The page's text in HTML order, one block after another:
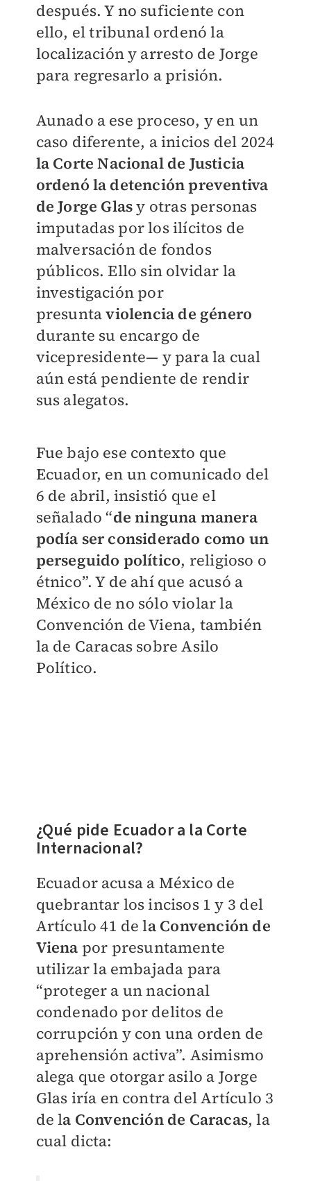
después. Y no suficiente con
ello, el tribunal ordenó la
localización y arresto de Jorge
para regresarlo a prisión.
Aunado a ese proceso, y en un
caso diferente, a inicios del 2024
la Corte Nacional de Justicia
ordenó la detención preventiva
de Jorge Glasy otras personas
imputadas por los ilícitos de
malversación de fondos
públicos. Ello sin olvidar la
investigación por
presuntaviolencia de género
durante su encargo de
vicepresidente— y para la cual
aún está pendiente de rendir
sus alegatos.
Fue bajo ese contexto que
Ecuador, en un comunicado del
6 de abril, insistió que el
señalado “de ninguna manera
podía ser considerado como un
perseguido político, religioso o
étnico”. Y de ahí que acusó a
México de no sólo violar la
Convención de Viena, también
la de Caracas sobre Asilo
Político.
¿Qué pide Ecuador a la Corte
Internacional?
Ecuador acusa a México de
quebrantar los incisos 1 y 3 del
Artículo 41 de la Convención de
Viena por presuntamente
utilizar la embajada para
“proteger a un nacional
condenado por delitos de
corrupción y con una orden de
aprehensión activa”. Asimismo
alega que otorgar asilo a Jorge
Glas iría en contra del Artículo 3
de la Convención de Caracas, la
cual dicta: